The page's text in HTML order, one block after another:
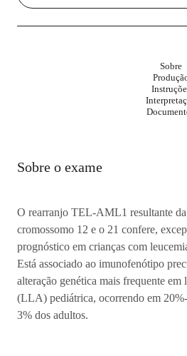
Sobre
Sobre o exame
O rearranjo TEL-AML1 resultante da
cromossomo 12 e o 21 confere,
prognóstico em crianças com
Está associado ao imunofenótipo
alteração genética mais frequente
(LLA) pediátrica, ocorrendo em
3% dos adultos.